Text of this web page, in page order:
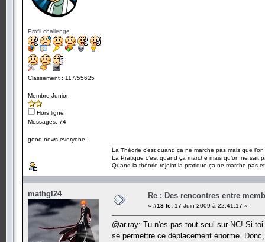
Profil challenge
Classement : 117/55625
Membre Junior
Hors ligne
Messages: 74
good news everyone !
La Théorie c’est quand ça ne marche pas mais que
La Pratique c’est quand ça marche mais qu’on ne sait
Quand la théorie rejoint la pratique ça ne marche pas
mathgl24 Re : Des rencontres entre
« #18 le: 17 Juin 2009 à 22:41:17 »
@ar.ray: Tu n'es pas tout seul sur NC! Si
se permettre ce déplacement énorme.